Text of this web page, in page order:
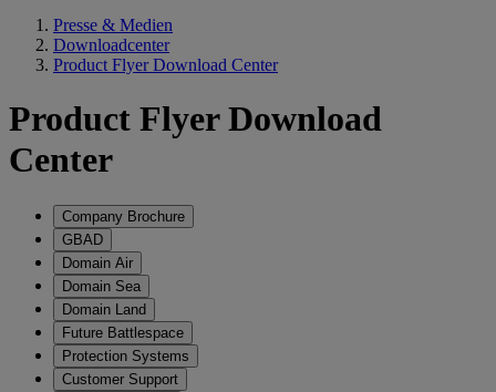
Presse & Medien
Downloadcenter
Product Flyer Download Center
Product Flyer Download
Center
Company Brochure
GBAD
Domain Air
Domain Sea
Domain Land
Future Battlespace
Protection Systems
Customer Support